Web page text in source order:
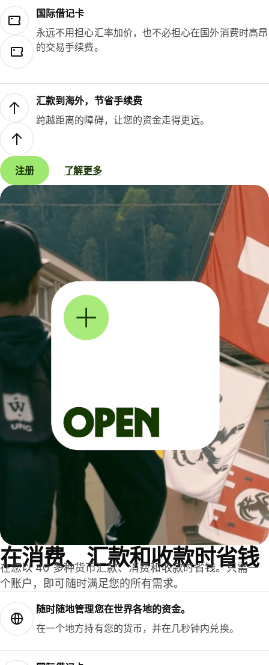
国际借记卡
永远不用担心汇率加价，也不必担心在国外消费时高昂
的交易手续费。
汇款到海外，节省手续费
跨越距离的障碍，让您的资金走得更远。
注册 了解更多
在消费、汇款和收款时省钱
在您以 40 多种货币汇款、消费和收款时省钱。只需一
个账户，即可随时满足您的所有需求。
随时随地管理您在世界各地的资金。
在一个地方持有您的货币，并在几秒钟内兑换。